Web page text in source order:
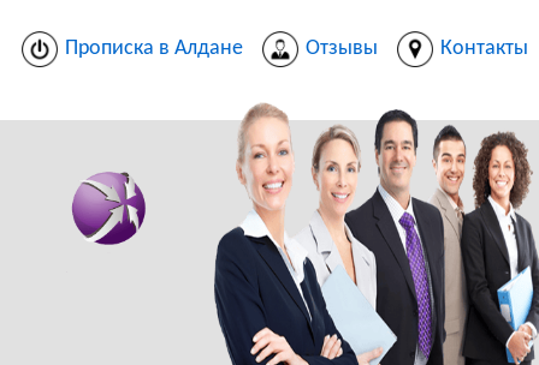
Прописка в Алдане Отзывы Контакты